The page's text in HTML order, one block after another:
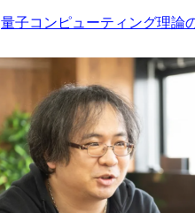
量子コンピューティング理論